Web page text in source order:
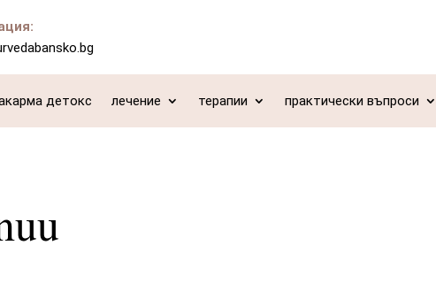
детокс лечение терапии практически въпроси